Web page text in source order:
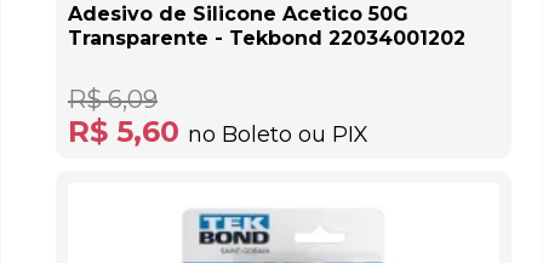
Adesivo de Silicone Acetico 50G
Transparente - Tekbond 22034001202
R$ 5,60 no Boleto ou PIX
R$ 6,09